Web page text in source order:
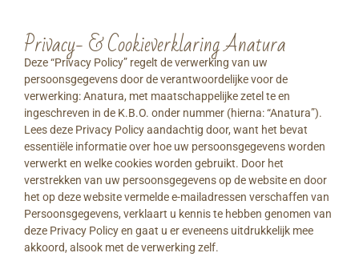
Privacy- & Cookieverklaring Anatura
Deze “Privacy Policy” regelt de verwerking van uw
persoonsgegevens door de verantwoordelijke voor de
verwerking: Anatura, met maatschappelijke zetel te en
ingeschreven in de K.B.O. onder nummer (hierna: “Anatura”).
Lees deze Privacy Policy aandachtig door, want het bevat
essentiële informatie over hoe uw persoonsgegevens worden
verwerkt en welke cookies worden gebruikt. Door het
verstrekken van uw persoonsgegevens op de website en door
het op deze website vermelde e-mailadressen verschaffen van
Persoonsgegevens, verklaart u kennis te hebben genomen van
deze Privacy Policy en gaat u er eveneens uitdrukkelijk mee
akkoord, alsook met de verwerking zelf.